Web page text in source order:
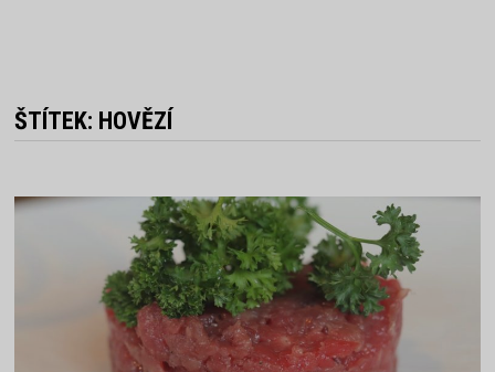
ŠTÍTEK: HOVĚZÍ